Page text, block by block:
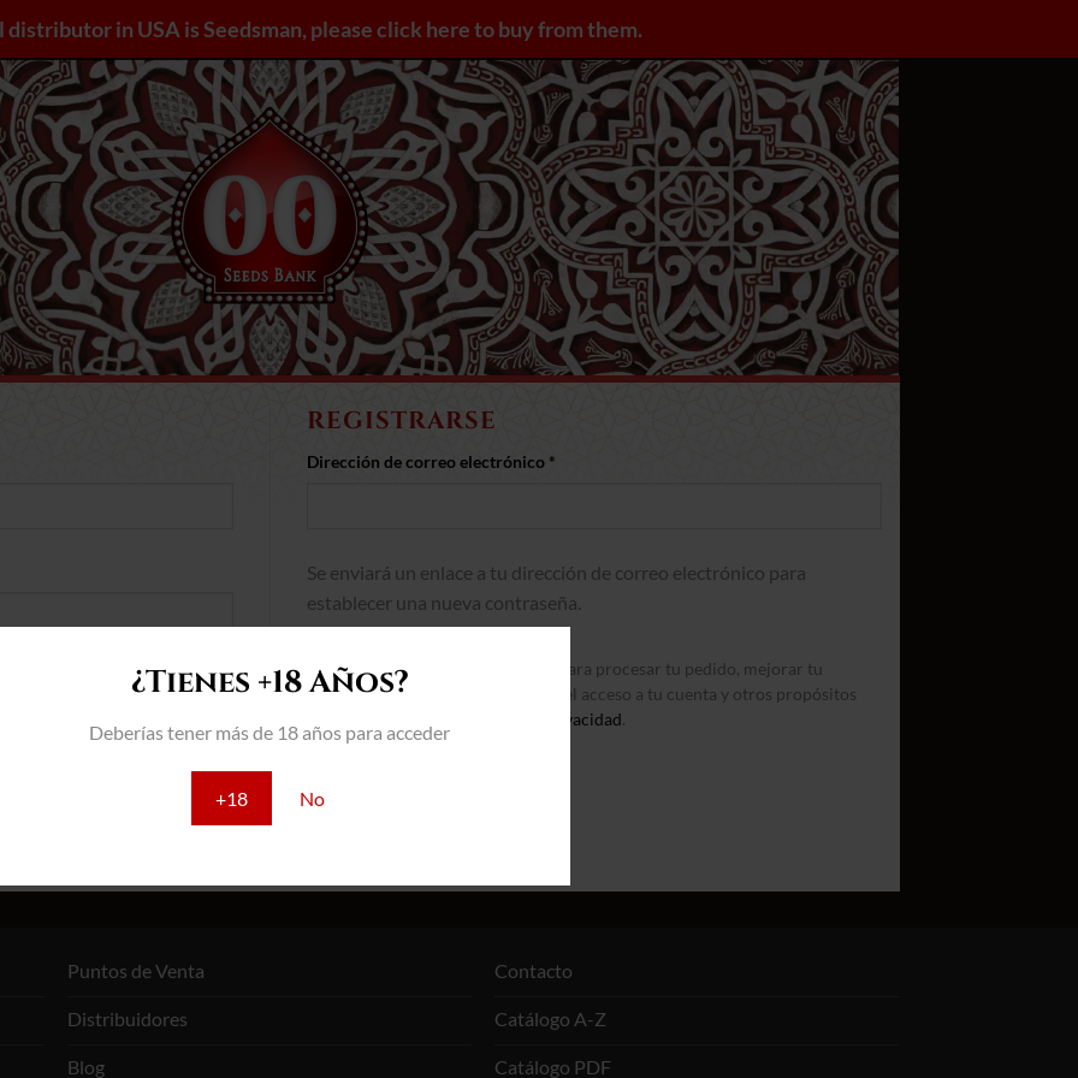
¿Tienes +18 Años?
Deberías tener más de 18 años para acceder
+18 No
ACCEDER / REGISTRARSE
REGISTRARSE
Dirección de correo electrónico *
Se enviará un enlace a tu dirección de correo electrónico para
establecer una nueva contraseña.
Tus datos personales se utilizarán para procesar tu pedido, mejorar tu
experiencia en esta web, gestionar el acceso a tu cuenta y otros propósitos
política de privacidad.
Puntos de Venta
Distribuidores
Blog
Contacto
Catálogo A-Z
Catálogo PDF
in USA is Seedsman, please click here to buy from them.